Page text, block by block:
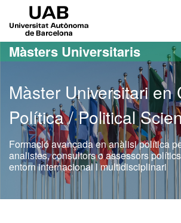
Ves al contingut principal
Ves a la navegació de la pàgina
Màsters Universitaris
Màster Universitari en
Política / Political
Formació avançada en anàlisi política
analistes, consultors o assessors
entorn internacional i multidisciplinari